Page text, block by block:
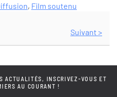
, Film soutenu
Suivant >
ACTUALITÉS, INSCRIVEZ-VOUS ET
AU COURANT !